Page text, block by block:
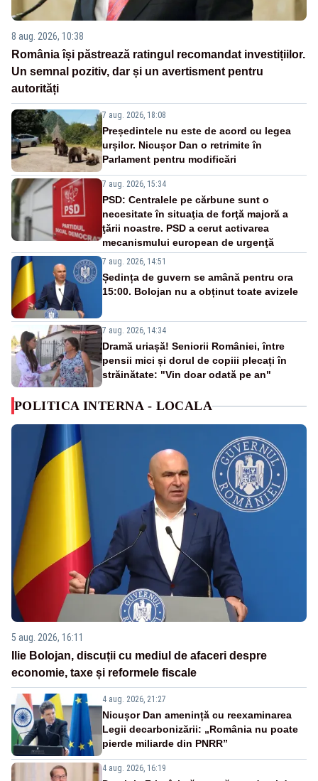
8 aug. 2026, 10:38
România își păstrează ratingul recomandat investițiilor.
Un semnal pozitiv, dar și un avertisment pentru
autorități
7 aug. 2026, 18:08
Președintele nu este de acord cu legea
urșilor. Nicușor Dan o retrimite în
Parlament pentru modificări
7 aug. 2026, 15:34
PSD: Centralele pe cărbune sunt o
necesitate în situaţia de forţă majoră a
ţării noastre. PSD a cerut activarea
mecanismului european de urgenţă
7 aug. 2026, 14:51
Ședința de guvern se amână pentru ora
15:00. Bolojan nu a obținut toate avizele
7 aug. 2026, 14:34
Dramă uriașă! Seniorii României, între
pensii mici și dorul de copiii plecați în
străinătate: "Vin doar odată pe an"
POLITICA INTERNA - LOCALA
5 aug. 2026, 16:11
Ilie Bolojan, discuții cu mediul de afaceri despre
economie, taxe și reformele fiscale
4 aug. 2026, 21:27
Nicușor Dan amenință cu reexaminarea
Legii decarbonizării: „România nu poate
pierde miliarde din PNRR”
4 aug. 2026, 16:19